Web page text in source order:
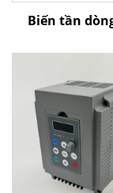
Biến tần